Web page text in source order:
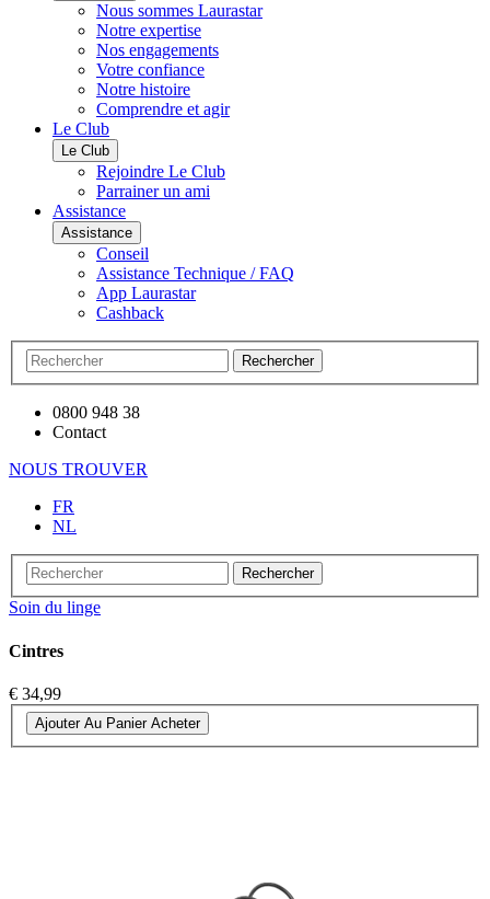
Nous sommes Laurastar
Notre expertise
Nos engagements
Votre confiance
Notre histoire
Comprendre et agir
Le Club
Le Club
Rejoindre Le Club
Parrainer un ami
Assistance
Assistance
Conseil
Assistance Technique / FAQ
App Laurastar
Cashback
Rechercher
0800 948 38
Contact
NOUS TROUVER
FR
NL
Rechercher
Soin du linge
Cintres
€ 34,99
Ajouter Au Panier Acheter